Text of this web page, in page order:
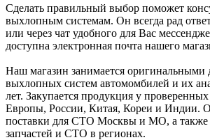
Сделать правильный выбор поможет
выхлопным системам. Он всегда рад
или через чат удобного для Вас
доступна электронная почта нашего
Наш магазин занимается оригинальными
выхлопных систем автомомбилей и их
лет. Закупается продукция у
Европы, России, Китая, Кореи и Индии.
поставки для СТО Москвы и МО, а также
запчастей и СТО в регионах.